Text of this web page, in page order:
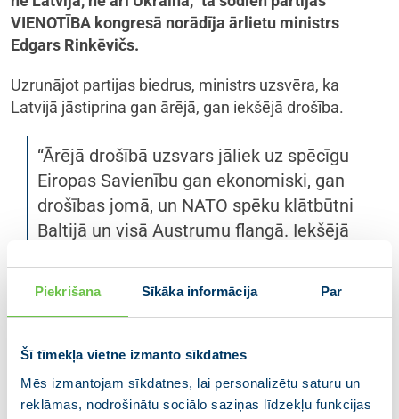
Piekrišana Sīkāka informācija Par
Šī tīmekļa vietne izmanto sīkdatnes
Mēs izmantojam sīkdatnes, lai personalizētu saturu un
reklāmas, nodrošinātu sociālo saziņas līdzekļu funkcijas
VIENOTĪBA kongresā norādīja ārlietu ministrs
Edgars Rinkēvičs.
Uzrunājot partijas biedrus, ministrs uzsvēra, ka
Latvijā jāstiprina gan ārējā, gan iekšējā drošība.
“Ārējā drošībā uzsvars jāliek uz spēcīgu
Eiropas Savienību gan ekonomiski, gan
drošības jomā, un NATO spēku klātbūtni
Baltijā un visā Austrumu flangā. Iekšējā
spēju pilnveidošanu, lai esam gatavi
dažādiem pavērsieniem arī iekšpolitiski,”
Ievērojot, ka partijas VIENOTĪBA kongress notiek
laikā, kad līdz 14. Saeimas vēlēšanām atlikušas vairs